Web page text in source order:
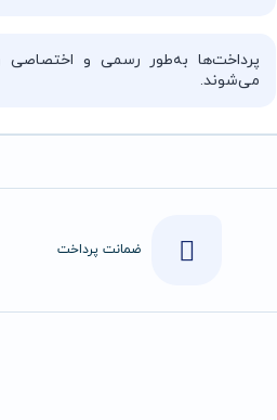
پرداخت‌ها به‌طور رسمی و
می‌شوند.
ضمانت پرداخت